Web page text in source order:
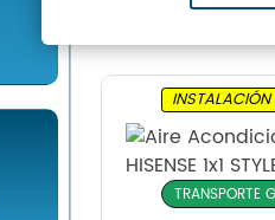
TRANSPORTE